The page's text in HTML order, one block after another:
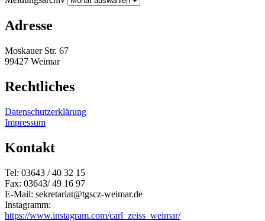
Adresse
Moskauer Str. 67
99427 Weimar
Rechtliches
Datenschutzerklärung
Impressum
Kontakt
Tel: 03643 / 40 32 15
Fax: 03643/ 49 16 97
E-Mail: sekretariat@tgscz-weimar.de
Instagramm:
https://www.instagram.com/carl_zeiss_weimar/